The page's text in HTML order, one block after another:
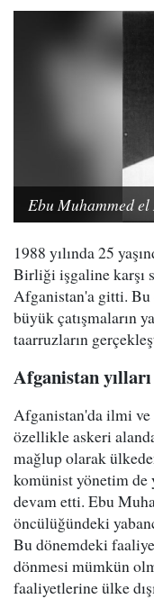
Ebu Muhammed
1988 yılında 25
Birliği işgaline karşı
Afganistan'a gitti. Bu
büyük çatışmaların
taarruzların
Afganistan yılları
Afganistan'da ilmi
özellikle askeri
mağlup olarak
komünist yönetim de
devam etti. Ebu
öncülüğündeki
Bu dönemdeki
dönmesi mümkün
faaliyetlerine ülke